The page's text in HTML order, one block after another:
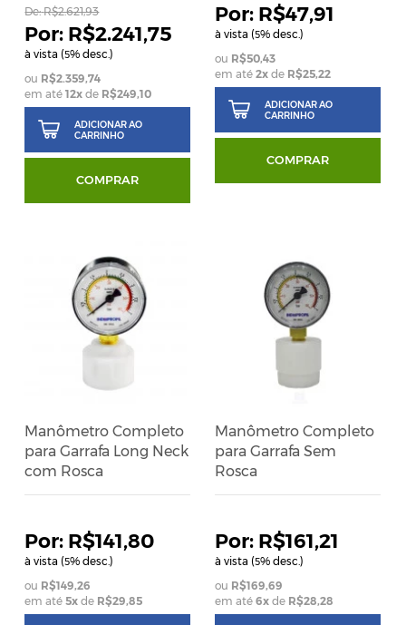
R$2.241,75
à vista (5% desc.)
De: R$2.621,93
R$2.359,74
em até12x de R$249,10
ADICIONAR AO
CARRINHO
COMPRAR
R$47,91
à vista (5% desc.)
R$50,43
em até 2xde R$25,22
ADICIONAR AO
CARRINHO
COMPRAR
Manômetro Completo
para Garrafa Long Neck
com Rosca
R$141,80
à vista (5% desc.)
R$149,26
em até5x de R$29,85
Manômetro Completo
para Garrafa Sem
Rosca
R$161,21
à vista (5% desc.)
R$169,69
em até 6xde R$28,28